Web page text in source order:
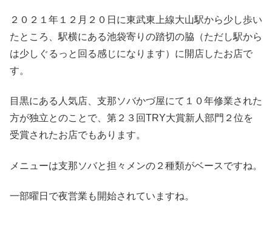
２０２１年１２月２０日に東武東上線大山駅から少し歩い
たところ、駅横にある池袋寄りの踏切の脇（ただし駅から
は少しぐるっと回る感じになります）に開店したお店で
す。
目黒にある人気店、支那ソバかづ屋にて１０年修業された
方が独立とのことで、第２３回TRY大賞新人部門２位を
受賞されたお店でもあります。
メニューは支那ソバと担々メンの２種類がベースですね。
一部曜日で夜営業も開始されていますね。